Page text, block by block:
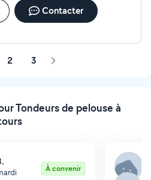
Contacter
2 3 Page
Tondeurs de pelouse à
À convenir